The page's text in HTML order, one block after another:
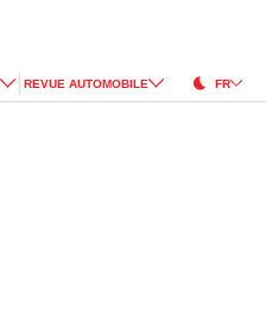
REVUE AUTOMOBILE FR